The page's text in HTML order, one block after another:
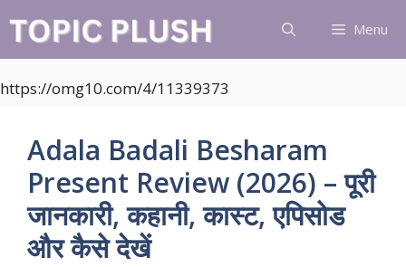
content
Menu
https://omg10.com/4/11339373
Adala Badali Besharam
Present Review (2026) – पूरी
जानकारी, कहानी, कास्ट, एपिसोड
और कैसे देखें